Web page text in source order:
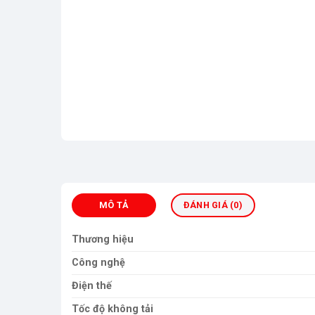
MÔ TẢ ĐÁNH GIÁ (0)
Thương hiệu
Công nghệ
Điện thế
Tốc độ không tải